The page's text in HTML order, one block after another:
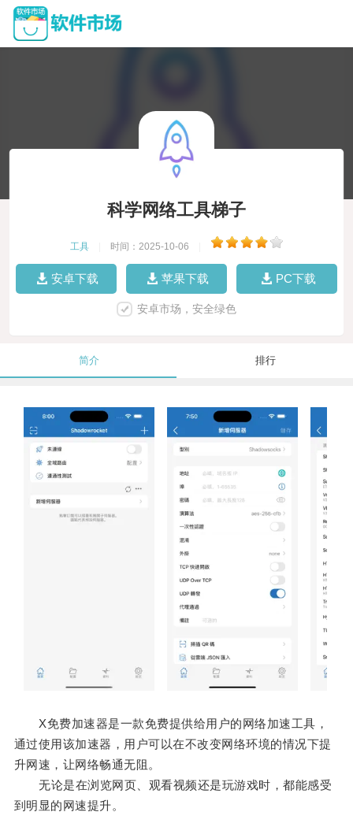
科学网络工具梯子
工具 时间：2025-10-06
安卓下载 苹果下载 PC下载
安卓市场，安全绿色
简介 排行
X免费加速器是一款免费提供给用户的网络加速工具，
通过使用该加速器，用户可以在不改变网络环境的情况下提
升网速，让网络畅通无阻。
无论是在浏览网页、观看视频还是玩游戏时，都能感受
到明显的网速提升。